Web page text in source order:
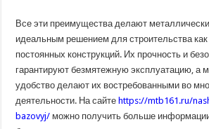
Все эти преимущества делают
идеальным решением для строительства
постоянных конструкций. Их прочность и
гарантируют безмятежную эксплуатацию, а
удобство делают их востребованными во
деятельности. На сайте https://mtb161.ru/
bazovyj/ можно получить больше